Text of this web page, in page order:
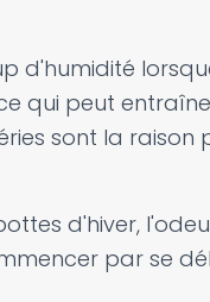
d'humidité
qui peut
sont la raison
d'hiver,
par se